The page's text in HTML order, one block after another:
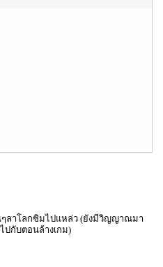
ลาโลกซิมไปแหล่ว (ยังมีวิญญาณมา
ปกับตอนล้างเกม)